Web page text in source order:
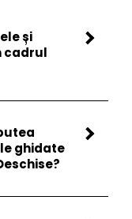
și
cadrul
ghidate